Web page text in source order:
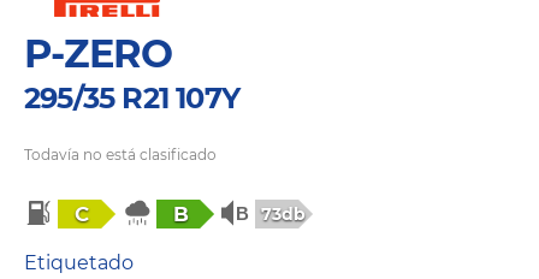
P-ZERO
295/35 R21 107Y
Todavía no está clasificado
C B 73db
Etiquetado